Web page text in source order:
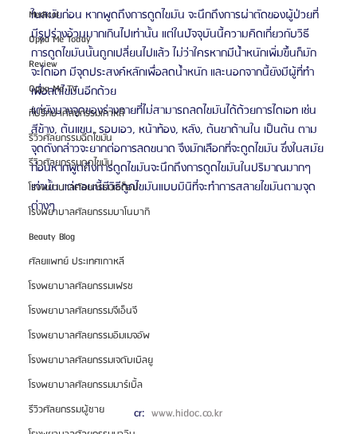
Medical
Oppa Me Today
Review
Oppa Me TV
ที่ปรึกษาศัลยกรรมเกาหลี
รีวิวศัลยกรรมฉีดไขมัน
รีวิวศัลยกรรมดูดไขมัน
โรงพยาบาลศัลยกรรมเอท็อป
โรงพยาบาลศัลยกรรมบาโนบากิ
Beauty Blog
ศัลยแพทย์ ประเทศเกาหลี
โรงพยาบาลศัลยกรรมเฟรช
โรงพยาบาลศัลยกรรมจีเอ็นจี
โรงพยาบาลศัลยกรรมอิมเมจอัพ
โรงพยาบาลศัลยกรรมเจดับเบิลยู
โรงพยาบาลศัลยกรรมมาร์เบิ้ล
รีวิวศัลยกรรมผู้ชาย
ในสมัยก่อน หากพูดถึงการดูดไขมัน จะนึกถึงการผ่าตัดของผู้ป่วยที่
มีรูปร่างอ้วนมากเกินไปเท่านั้น แต่ในปัจจุบันนี้ความคิดเกี่ยวกับวิธี
การดูดไขมันนั้นถูกเปลี่ยนไปแล้ว ไม่ว่าใครหากมีน้ำหนักเพิ่มขึ้นก็มัก
จะไดเอท มีจุดประสงค์หลักเพื่อลดน้ำหนัก และนอกจากนี้ยังมีผู้ที่ทำ
เพื่อลดไขมันอีกด้วย
แต่ยังบางจุดของร่างกายที่ไม่สามารถลดไขมันได้ด้วยการไดเอท เช่น
สีข้าง, ต้นแขน, รอบเอว, หน้าท้อง, หลัง, ต้นขาด้านใน เป็นต้น ตาม
จุดดังกล่าวจะยากต่อการลดขนาด จึงมักเลือกที่จะดูดไขมัน ซึ่งในสมัย
ก่อนหากพูดถึงการดูดไขมันจะนึกถึงการดูดไขมันในปริมาณมากๆ
เท่านั้น แต่ตอนนี้มีวิธีดูดไขมันแบบมินิที่จะทำการสลายไขมันตามจุด
ต่างๆ
cr: www.hidoc.co.kr